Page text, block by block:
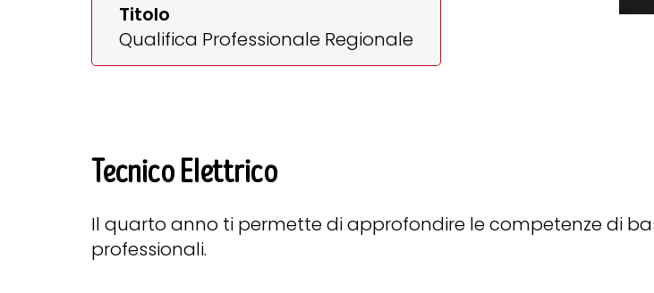
Titolo
Qualifica Professionale Regionale
Tecnico Elettrico
Il quarto anno ti permette di approfondire le competenze di
professionali.